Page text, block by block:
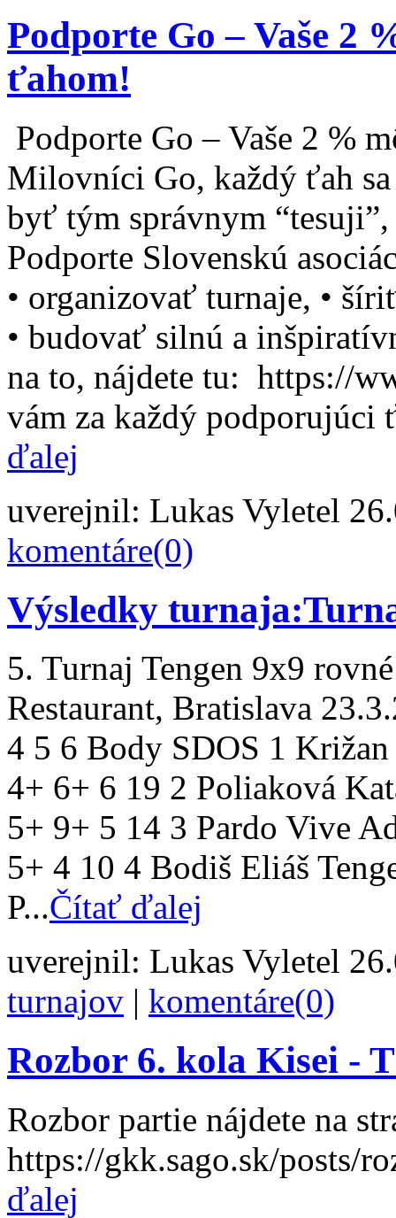
Podporte Go – Vaše 2
ťahom!
Podporte Go – Vaše 2 %
Milovníci Go, každý ťah sa
byť tým správnym
Podporte Slovenskú
• organizovať turnaje, •
• budovať silnú a
na to, nájdete tu: https://
vám za každý podporujúci
ďalej
uverejnil: Lukas Vyletel
komentáre(0)
Výsledky
5. Turnaj Tengen 9x9
Restaurant, Bratislava
4 5 6 Body SDOS 1
4+ 6+ 6 19 2 Poliaková
5+ 9+ 5 14 3 Pardo Vive
5+ 4 10 4 Bodiš Eliáš
P...Čítať ďalej
uverejnil: Lukas Vyletel
turnajov | komentáre(0)
Rozbor 6. kola Kisei -
Rozbor partie nájdete na
https://gkk.sago.sk/posts/
ďalej